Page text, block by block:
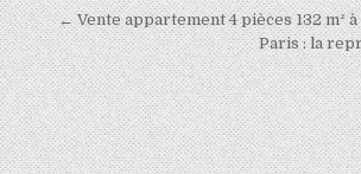
Navigation
de
l’article
← Vente appartement 4 pièces 132 m²
Paris : la